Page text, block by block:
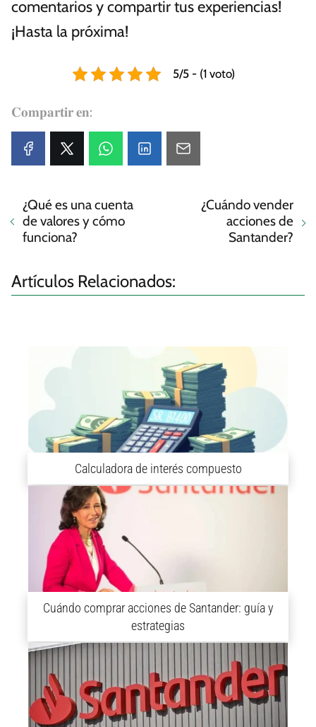
comentarios y compartir tus experiencias!
¡Hasta la próxima!
5/5 - (1 voto)
𝐂𝐨𝐦𝐩𝐚𝐫𝐭𝐢𝐫 𝐞𝐧:
¿Qué es una cuenta
de valores y cómo
funciona?
¿Cuándo vender
acciones de
Santander?
Artículos Relacionados:
Calculadora de interés compuesto
Cuándo comprar acciones de Santander: guía y
estrategias